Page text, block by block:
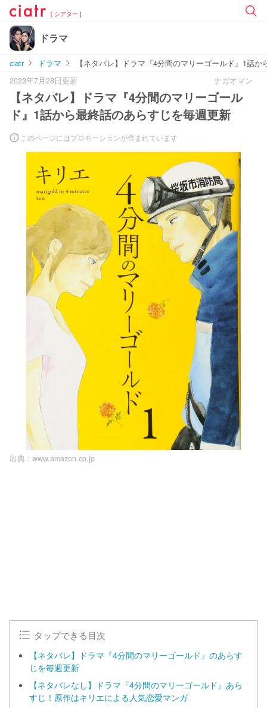
[ シアター ]
ドラマ
ciatr ドラマ
【ネタバレ】ドラマ『4分間のマリーゴールド』1話
2023年7月28日更新
ナガオマン
【ネタバレ】ドラマ『4分間のマリーゴール
ド』1話から最終話のあらすじを毎週更新
このページにはプロモーションが含まれています
出典 : www.amazon.co.jp
タップできる目次
【ネタバレ】ドラマ『4分間のマリーゴールド』のあらす
じを毎週更新
【ネタバレなし】ドラマ『4分間のマリーゴールド』あら
すじ！原作はキリエによる人気恋愛マンガ